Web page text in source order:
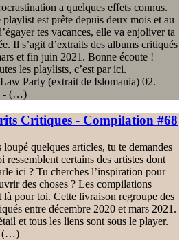
a quelques effets connus.
playlist est prête depuis deux mois et au
tes vacances, elle va enjoliver ta
Il s’agit d’extraits des albums critiqués
et fin juin 2021. Bonne écoute !
les playlists, c’est par ici.
Party (extrait de Islomania) 02.
- (…)
Critiques - Compilation #68
loupé quelques articles, tu te demandes
ressemblent certains des artistes dont
ici ? Tu cherches l’inspiration pour
des choses ? Les compilations
là pour toi. Cette livraison regroupe des
entre décembre 2020 et mars 2021.
et tous les liens sont sous le player.
(…)